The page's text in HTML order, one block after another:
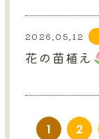
2026.05.12
花の苗植え
1 2